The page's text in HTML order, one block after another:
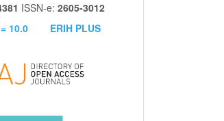
ISSN-e: 2605-3012
10.0
ERIH PLUS